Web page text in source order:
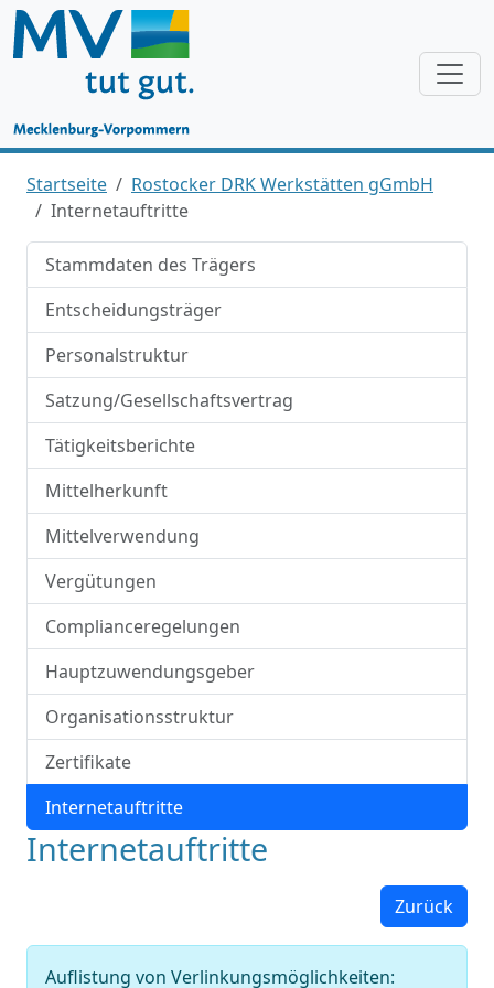
Startseite
Rostocker DRK Werkstätten gGmbH
Internetauftritte
Stammdaten des Trägers
Entscheidungsträger
Personalstruktur
Satzung/Gesellschaftsvertrag
Tätigkeitsberichte
Mittelherkunft
Mittelverwendung
Vergütungen
Complianceregelungen
Hauptzuwendungsgeber
Organisationsstruktur
Zertifikate
Internetauftritte
Internetauftritte
Zurück
Auflistung von Verlinkungsmöglichkeiten: